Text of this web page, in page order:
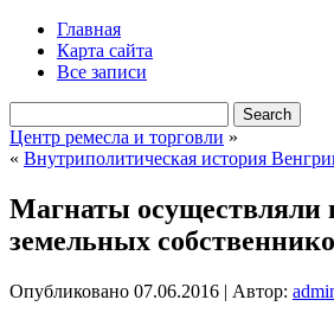
Главная
Карта сайта
Все записи
Центр ремесла и торговли »
« Внутриполитическая история
Магнаты осуществляли
земельных
Опубликовано 07.06.2016 | Автор: